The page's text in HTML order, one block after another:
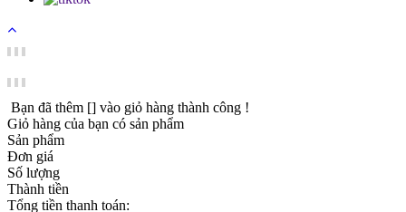
Bạn đã thêm [] vào giỏ hàng thành công !
Giỏ hàng của bạn có sản phẩm
Sản phẩm
Đơn giá
Số lượng
Thành tiền
Tổng tiền thanh toán: